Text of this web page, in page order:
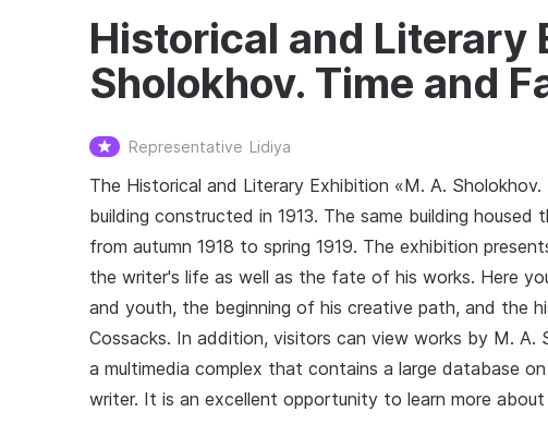
Historical and Literary
Sholokhov. Time and
Representative Lidiya
The Historical and Literary Exhibition «M. A.
building constructed in 1913. The same building
from autumn 1918 to spring 1919. The exhibition
the writer's life as well as the fate of his works. Here
and youth, the beginning of his creative path, and the
Cossacks. In addition, visitors can view works by M. A.
a multimedia complex that contains a large database
writer. It is an excellent opportunity to learn more